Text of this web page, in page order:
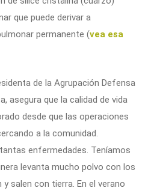
que puede derivar a
permanente (vea esa
de la Agrupación Defensa
asegura que la calidad de vida
desde que las operaciones
a la comunidad.
enfermedades. Teníamos
levanta mucho polvo con los
salen con tierra. En el verano